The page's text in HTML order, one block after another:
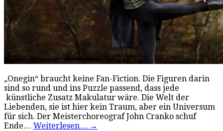
„Onegin“ braucht keine Fan-Fiction. Die Figuren darin
sind so rund und ins Puzzle passend, dass jede
künstliche Zusatz Makulatur wäre. Die Welt der
Liebenden, sie ist hier kein Traum, aber ein Universum
für sich. Der Meisterchoreograf John Cranko schuf
Ende… Weiterlesen… →